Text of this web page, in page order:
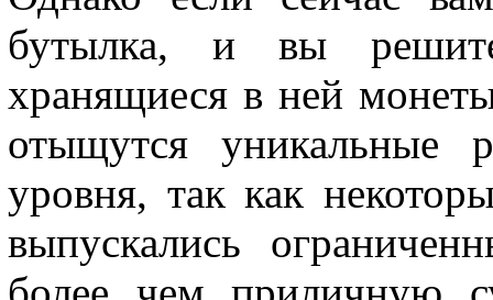
бутылка, и вы
хранящиеся в ней
отыщутся уникальные
уровня, так как
выпускались